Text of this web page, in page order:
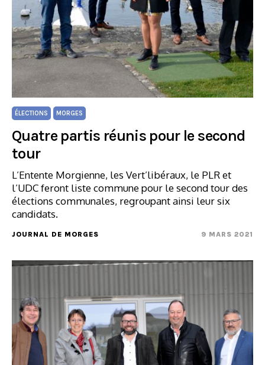
ÉLECTIONS MORGES
Quatre partis réunis pour le second
tour
L’Entente Morgienne, les Vert’libéraux, le PLR et
l’UDC feront liste commune pour le second tour des
élections communales, regroupant ainsi leur six
candidats.
JOURNAL DE MORGES 9 MARS 2021